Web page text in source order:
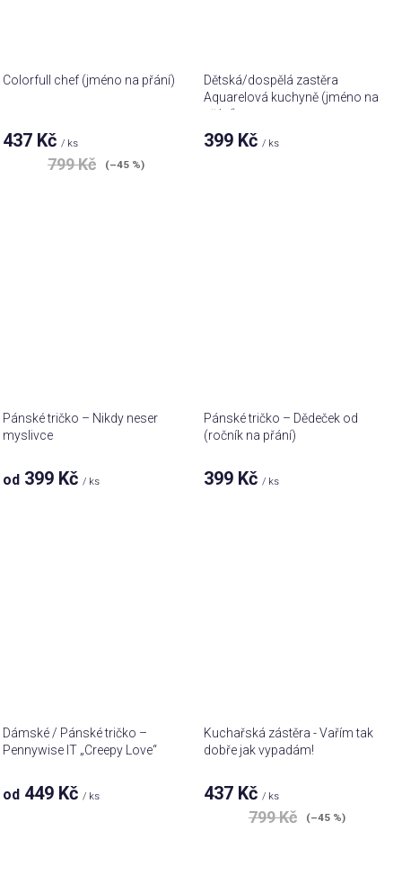
Colorfull chef (jméno na přání)
437 Kč/ ks
799 Kč (–45 %)
Dětská/dospělá zastěra
Aquarelová kuchyně (jméno na
přání)
399 Kč/ ks
Pánské tričko – Nikdy neser
myslivce
od 399 Kč / ks
Pánské tričko – Dědeček od
(ročník na přání)
399 Kč / ks
Dámské / Pánské tričko –
Pennywise IT „Creepy Love“
od 449 Kč/ ks
Kuchařská zástěra - Vařím tak
dobře jak vypadám!
437 Kč/ ks
799 Kč (–45 %)